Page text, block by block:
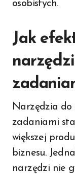
osobistych.
Jak
Narzędzia
zadaniami
większej
biznesu.
narzędzi nie